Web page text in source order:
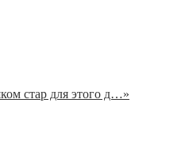
стар для этого д…»